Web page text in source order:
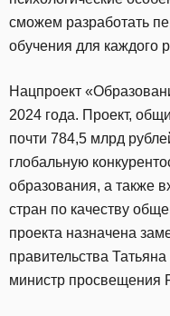
сможем разработать
обучения для каждого
Нацпроект
2024 года. Проект,
почти 784,5 млрд
глобальную
образования, а также
стран по качеству
проекта назначена
правительства
министр просвещения